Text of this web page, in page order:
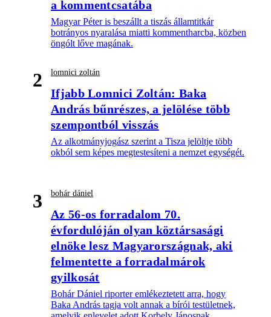
a kommentcsatába
Magyar Péter is beszállt a tiszás államtitkár
botrányos nyaralása miatti kommentharcba, közben
öngólt lőve magának.
2 lomnici zoltán
Ifjabb Lomnici Zoltán: Baka
András bűnrészes, a jelölése több
szempontból visszás
Az alkotmányjogász szerint a Tisza jelöltje több
okból sem képes megtestesíteni a nemzet egységét.
3 bohár dániel
Az 56-os forradalom 70.
évfordulóján olyan köztársasági
elnöke lesz Magyarországnak, aki
felmentette a forradalmárok
gyilkosát
Bohár Dániel riporter emlékeztetett arra, hogy
Baka András tagja volt annak a bírói testületnek,